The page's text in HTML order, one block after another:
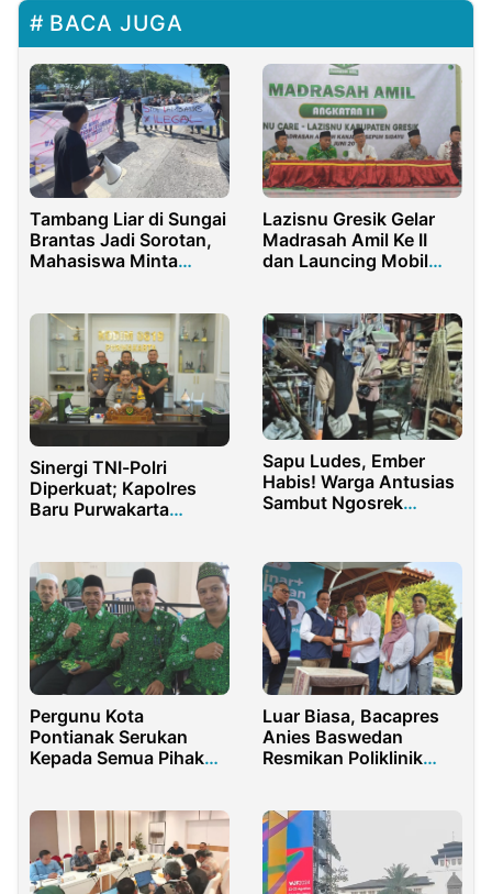
BACA JUGA
Tambang Liar di Sungai
Brantas Jadi Sorotan,
Mahasiswa Minta
Lazisnu Gresik Gelar
Madrasah Amil Ke II
dan Launcing Mobil
Sinergi TNI-Polri
Diperkuat; Kapolres
Baru Purwakarta
Sapu Ludes, Ember
Habis! Warga Antusias
Sambut Ngosrek
Pergunu Kota
Pontianak Serukan
Kepada Semua Pihak
Luar Biasa, Bacapres
Anies Baswedan
Resmikan Poliklinik